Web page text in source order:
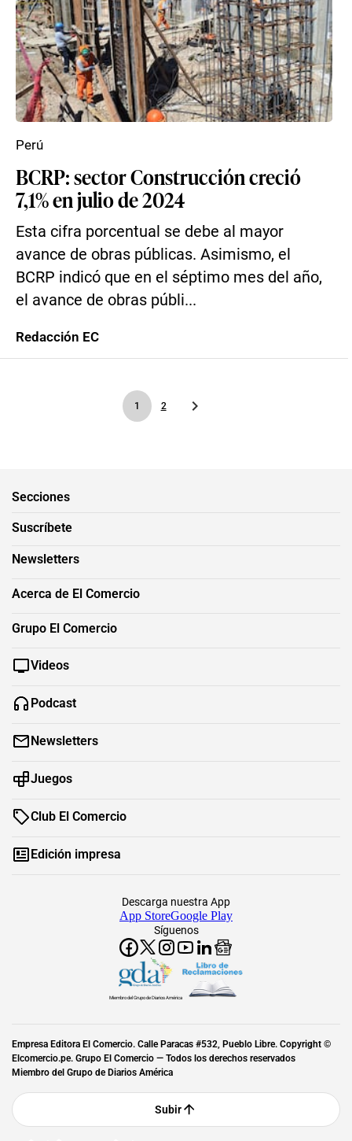
BCRP: sector Construcción creció
7,1% en julio de 2024
Esta cifra porcentual se debe al mayor
avance de obras públicas. Asimismo, el
BCRP indicó que en el séptimo mes del año,
el avance de obras públi...
Perú
Redacción EC
1 2
Secciones
Suscríbete
Newsletters
Acerca de El Comercio
Grupo El Comercio
Videos
Podcast
Newsletters
Juegos
Club El Comercio
Edición impresa
Síguenos
Descarga nuestra App
App StoreGoogle Play
Miembro del Grupo de Diarios América
Empresa Editora El Comercio. Calle Paracas #532, Pueblo Libre. Copyright ©
Elcomercio.pe. Grupo El Comercio — Todos los derechos reservados
Miembro del Grupo de Diarios América
Subir